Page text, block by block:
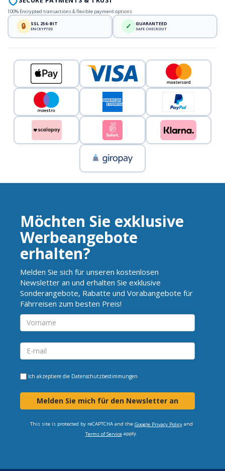
100% Encrypted transactions & flexible payment options
🔒 SSL 256-BIT
ENCRYPTED ✓ GUARANTEED
SAFE CHECKOUT
Möchten Sie exklusive
Werbeangebote
erhalten?
Melden Sie sich für unseren kostenlosen
Newsletter an und erhalten Sie exklusive
Sonderangebote, Rabatte und Vorabangebote für
Fährreisen zum besten Preis!
Ich akzeptiere die Datenschutzbestimmungen
Melden Sie mich für den Newsletter an
This site is protected by reCAPTCHA and the Google Privacy Policyand
Terms of Serviceapply.